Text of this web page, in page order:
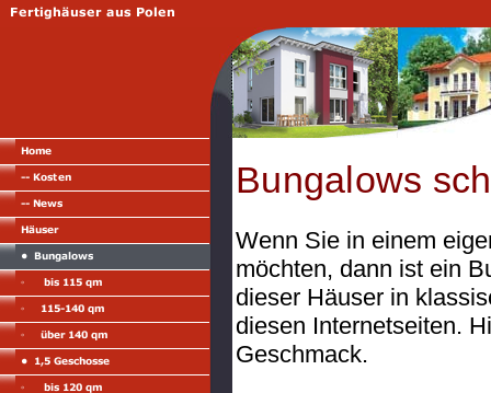
Bungalows
Wenn Sie in einem
möchten, dann ist ein
dieser Häuser in
diesen Internetseiten.
Geschmack.